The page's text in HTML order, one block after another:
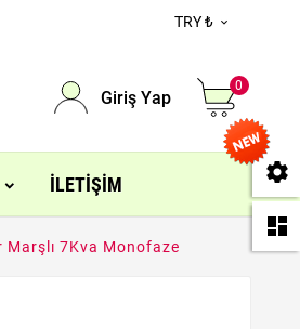
TRY ₺ 
Giriş Yap
0
İLETIŞIM
7Kva Monofaze